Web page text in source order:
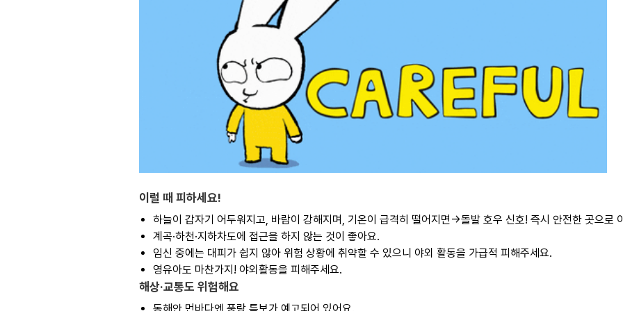
이럴 때 피하세요!
하늘이 갑자기 어두워지고, 바람이 강해지며, 기온이 급격히 떨어지면→돌발 호우 신호! 즉시 안전한 곳으로
계곡·하천·지하차도에 접근을 하지 않는 것이 좋아요.
임신 중에는 대피가 쉽지 않아 위험 상황에 취약할 수 있으니 야외 활동을 가급적 피해주세요.
영유아도 마찬가지! 야외활동을 피해주세요.
해상·교통도 위험해요